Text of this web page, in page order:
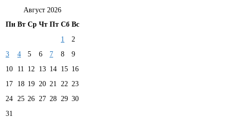
Август 2026
Пн Вт Ср Чт Пт Сб Вс
1
2
3
4 5 6 7 8
9
10
11 12 13 14 15 16
17
18 19 20 21 22 23
24 25 26 27 28 29 30
31